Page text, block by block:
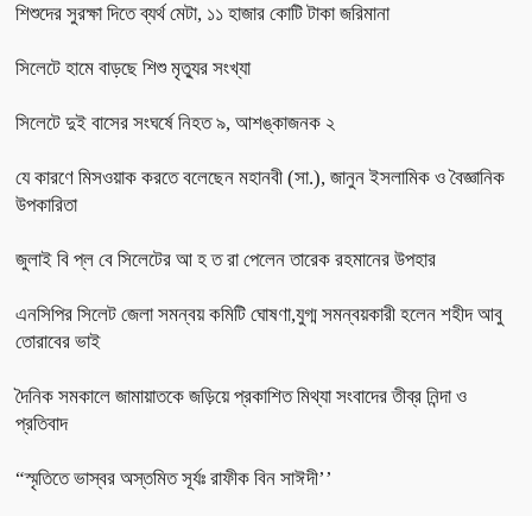
শিশুদের সুরক্ষা দিতে ব্যর্থ মেটা, ১১ হাজার কোটি টাকা জরিমানা
সিলেটে হামে বাড়ছে শিশু মৃত্যুর সংখ্যা
সিলেটে দুই বাসের সংঘর্ষে নিহত ৯, আশঙ্কাজনক ২
যে কারণে মিসওয়াক করতে বলেছেন মহানবী (সা.), জানুন ইসলামিক ও বৈজ্ঞানিক
উপকারিতা
জুলাই বি প্ল বে সিলেটের আ হ ত রা পেলেন তারেক রহমানের উপহার
এনসিপির সিলেট জেলা সমন্বয় কমিটি ঘোষণা,যুগ্ম সমন্বয়কারী হলেন শহীদ আবু
তোরাবের ভাই
দৈনিক সমকালে জামায়াতকে জড়িয়ে প্রকাশিত মিথ্যা সংবাদের তীব্র নিন্দা ও
প্রতিবাদ
“স্মৃতিতে ভাস্বর অস্তমিত সূর্যঃ রাফীক বিন সাঈদী’’